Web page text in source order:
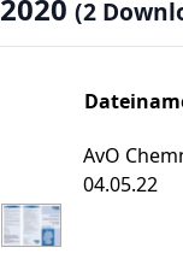
2020 (2
AvO
04.05.22